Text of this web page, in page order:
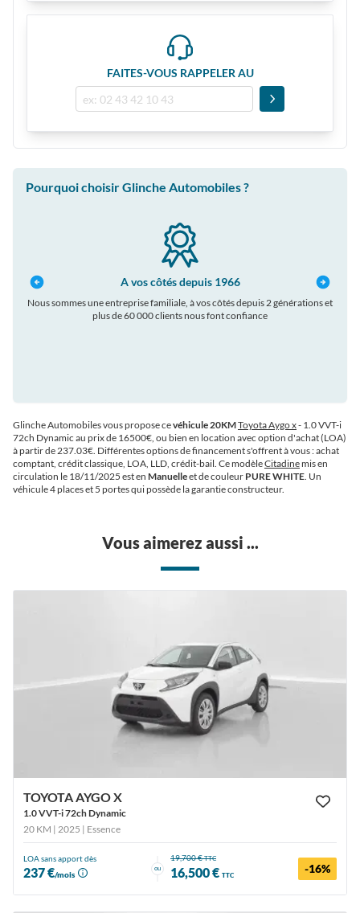
FAITES-VOUS RAPPELER AU
Pourquoi choisir Glinche Automobiles ?
A vos côtés depuis 1966
Nous sommes une entreprise familiale, à vos côtés depuis 2 générations et
plus de 60 000 clients nous font confiance
Glinche Automobiles vous propose cevéhicule 20KMToyota Aygo x- 1.0 VVT-i
72ch Dynamic au prix de 16500€, ou bien en location avec option d'achat (LOA)
à partir de 237.03€. Différentes options de financement s'offrent à vous : achat
comptant, crédit classique, LOA, LLD, crédit-bail. Ce modèleCitadinemis en
circulation le 18/11/2025 est en Manuelleet de couleur PURE WHITE. Un
véhicule 4 places et 5 portes qui possède la garantie constructeur.
Vous aimerez aussi ...
TOYOTA AYGO X
1.0 VVT-i 72ch Dynamic
20 KM | 2025 | Essence
LOA sans apport dès
237 €/mois
ou
19,700 €TTC
16,500 € TTC -16%